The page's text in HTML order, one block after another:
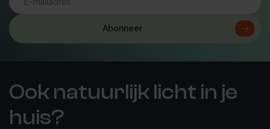
Abonneer
Ook natuurlijk licht in je
huis?